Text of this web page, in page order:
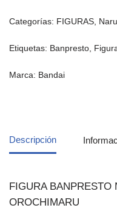
Categorías: FIGURAS
Etiquetas: Banpresto
Marca: Bandai
Descripción
FIGURA BANPRESTO
OROCHIMARU